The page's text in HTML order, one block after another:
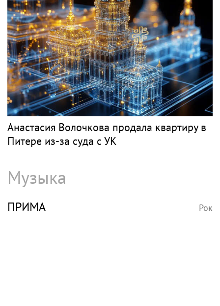
Анастасия Волочкова продала квартиру в
Питере из-за суда с УК
Музыка
ПРИМА Рок